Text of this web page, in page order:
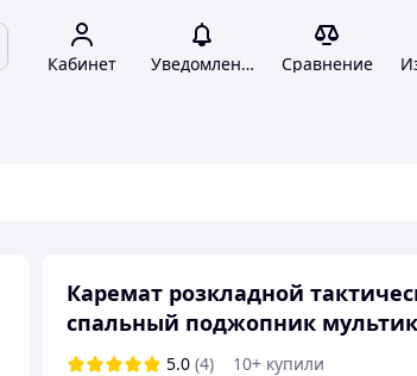
Кабинет Уведомления Сравнение
Каремат розкладной
спальный поджопник
5.0 (4)
10+ купили